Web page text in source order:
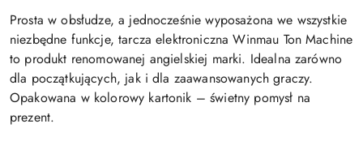
Prosta w obsłudze, a jednocześnie wyposażona we wszystkie
niezbędne funkcje, tarcza elektroniczna Winmau Ton Machine
to produkt renomowanej angielskiej marki. Idealna zarówno
dla początkujących, jak i dla zaawansowanych graczy.
Opakowana w kolorowy kartonik – świetny pomysł na
prezent.